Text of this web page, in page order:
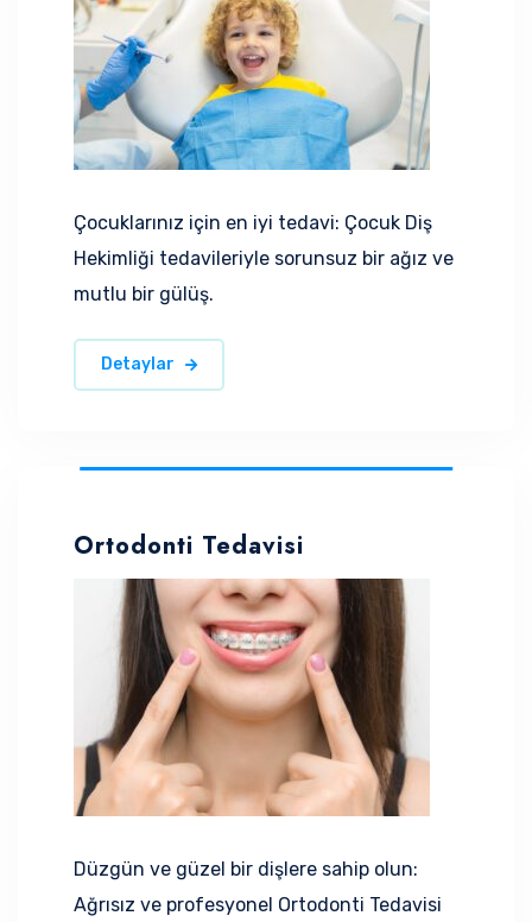
Çocuklarınız için en iyi tedavi: Çocuk Diş
Hekimliği tedavileriyle sorunsuz bir ağız ve
mutlu bir gülüş.
Detaylar
Ortodonti Tedavisi
Düzgün ve güzel bir dişlere sahip olun:
Ağrısız ve profesyonel Ortodonti Tedavisi